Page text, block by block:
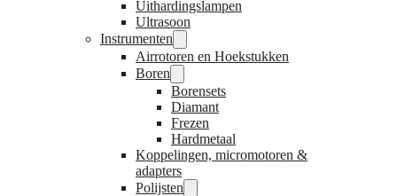
Uithardingslampen
Ultrasoon
Instrumenten
Airrotoren en Hoekstukken
Boren
Borensets
Diamant
Frezen
Hardmetaal
Koppelingen, micromotoren &
adapters
Polijsten